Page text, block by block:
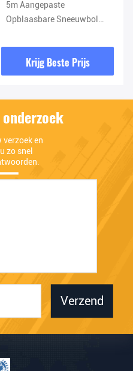
5m Aangepaste
Opblaasbare Sneeuwbol
Partij/Gebeurtenis/Bevordering
Krijg Beste Prijs
verzoek en
zo snel
Verzend